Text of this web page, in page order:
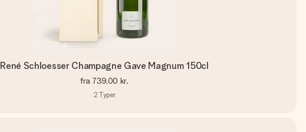
René Schloesser Champagne Gave Magnum 150cl
fra 739,00 kr.
2 Typer